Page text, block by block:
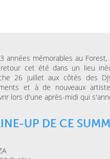
années mémorables au
cet été dans un lieu
26 juillet aux côtés des
et à de nouveaux
lors d'une après-midi qui
UP DE CE